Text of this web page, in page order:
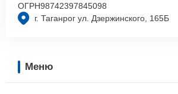
г. Таганрог ул. Дзержинского, 165Б
ОГРН98742397845098
Меню